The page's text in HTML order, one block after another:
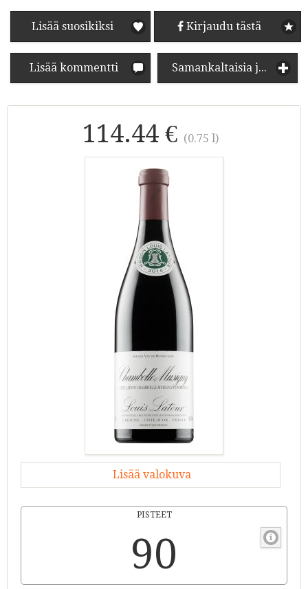
Lisää suosikiksi Kirjaudu tästä
Lisää kommentti Samankaltaisia juomia
114.44 € (0.75 l)
Lisää valokuva
PISTEET
90